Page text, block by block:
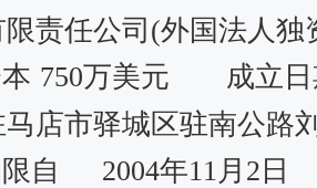
限责任公司(外国法人独
750万美元
成立
马店市驿城区驻南公路
自
2004年11月2日